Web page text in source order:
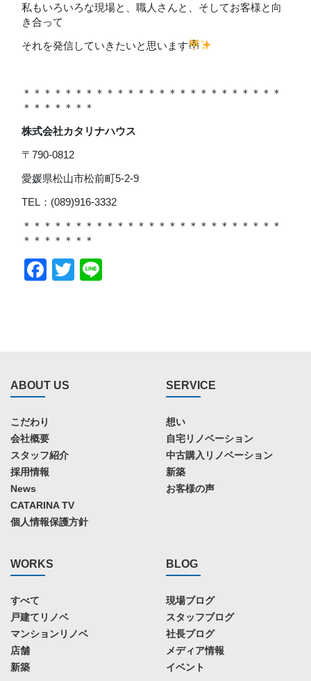
私もいろいろな現場と、職人さんと、そしてお客様と向
き合って
それを発信していきたいと思います
＊＊＊＊＊＊＊＊＊＊＊＊＊＊＊＊＊＊＊＊＊＊＊＊＊
＊＊＊＊＊＊＊
株式会社カタリナハウス
〒790-0812
愛媛県松山市松前町5-2-9
TEL：(089)916-3332
＊＊＊＊＊＊＊＊＊＊＊＊＊＊＊＊＊＊＊＊＊＊＊＊＊
＊＊＊＊＊＊＊
Facebook
Twitter
ABOUT US
こだわり
会社概要
スタッフ紹介
採用情報
News
CATARINA TV
個人情報保護方針
SERVICE
想い
自宅リノベーション
中古購入リノベーション
新築
お客様の声
WORKS
すべて
戸建てリノベ
マンションリノベ
店舗
新築
BLOG
現場ブログ
スタッフブログ
社長ブログ
メディア情報
イベント